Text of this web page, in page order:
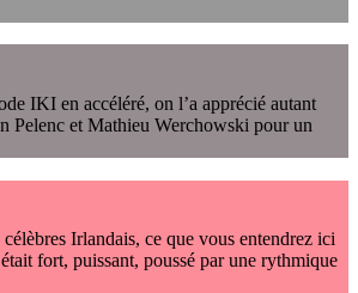
IKI en accéléré, on l’a apprécié autant
Pelenc et Mathieu Werchowski pour un
Irlandais, ce que vous entendrez ici
fort, puissant, poussé par une rythmique